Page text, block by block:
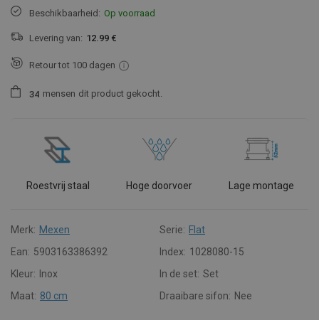
Beschikbaarheid: Op voorraad
Levering van: 12.99 €
Retour tot 100 dagen
34 mensen dit product gekocht.
Roestvrij staal Hoge doorvoer Lage montage
Merk: Mexen Serie: Flat
Ean: 5903163386392 Index: 1028080-15
Kleur:
Inox In de set: Set
Maat: 80 cm Draaibare sifon: Nee